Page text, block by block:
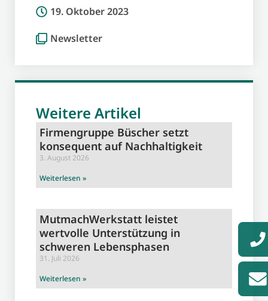
19. Oktober 2023
Newsletter
Weitere Artikel
Firmengruppe Büscher setzt
konsequent auf Nachhaltigkeit
3. August 2026
Weiterlesen »
MutmachWerkstatt leistet
wertvolle Unterstützung in
schweren Lebensphasen
31. Juli 2026
Weiterlesen »